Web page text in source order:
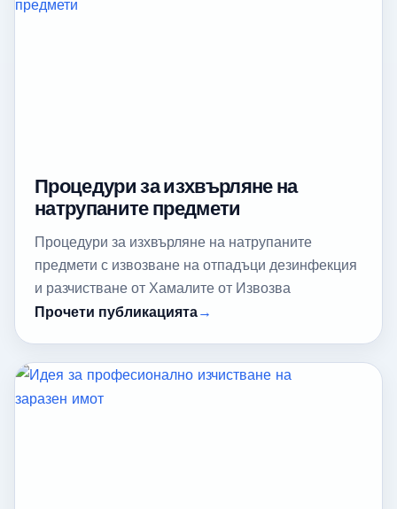
Процедури за изхвърляне на
натрупаните предмети
Процедури за изхвърляне на натрупаните
предмети с извозване на отпадъци дезинфекция
и разчистване от Хамалите от Извозва
Прочети публикацията